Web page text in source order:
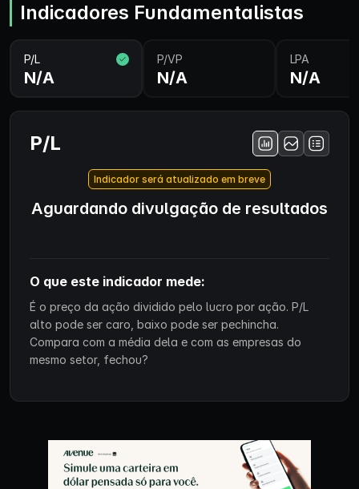
Indicadores Fundamentalistas
P/L
N/A
P/VP
N/A
LPA
N/A
P/L
Indicador será atualizado em breve
Aguardando divulgação de resultados
O que este indicador mede:
É o preço da ação dividido pelo lucro por ação. P/L
alto pode ser caro, baixo pode ser pechincha.
Compara com a média dela e com as empresas do
mesmo setor, fechou?